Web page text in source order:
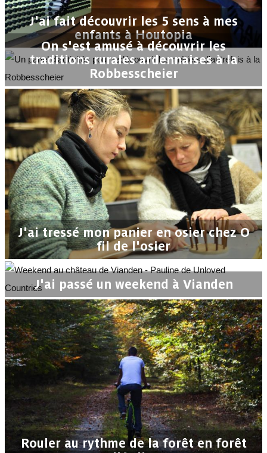
J'ai fait découvrir les 5 sens à mes
enfants à Houtopia
On s'est amusé à découvrir les
traditions rurales ardennaises à la
Robbesscheier
J'ai tressé mon panier en osier chez O
fil de l'osier
J'ai passé un weekend à Vianden
Rouler au rythme de la forêt en forêt